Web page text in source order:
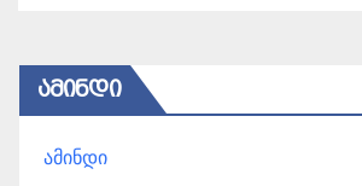
ᲐᲛᲘᲜᲓᲘ
ამინდი